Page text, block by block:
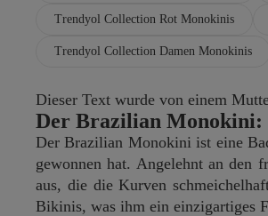
Trendyol Collection Rot Monokinis
Trendyol Collection Damen Monokinis
Dieser Text wurde von einem
Der Brazilian Monokini:
Der Brazilian Monokini ist eine
gewonnen hat. Angelehnt an den
aus, die die Kurven
Bikinis, was ihm ein einzigartiges